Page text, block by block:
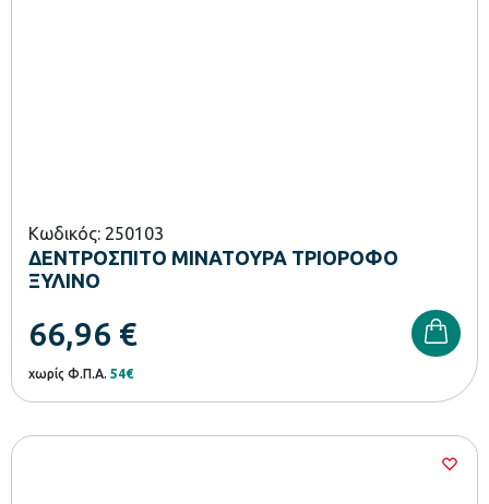
Κωδικός: 250103
ΔΕΝΤΡΟΣΠΙΤΟ ΜΙΝΑΤΟΥΡΑ ΤΡΙΟΡΟΦΟ
ΞΥΛΙΝΟ
66,96 €
χωρίς Φ.Π.Α. 54€